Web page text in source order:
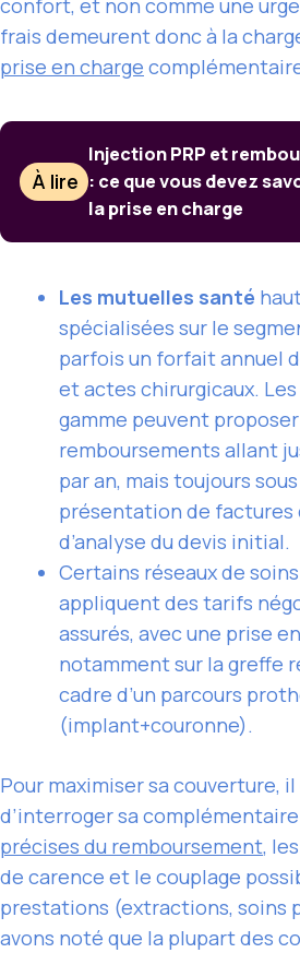
frais demeurent donc à la
prise en charge
À lire
Injection PRP et
: ce que vous devez
la prise en charge
Les mutuelles santé
spécialisées sur le
parfois un forfait annuel
et actes chirurgicaux.
gamme peuvent
remboursements allant
par an, mais toujours
présentation de
d’analyse du devis initial.
Certains réseaux de
appliquent des tarifs
assurés, avec une prise
notamment sur la greffe
cadre d’un parcours
(implant+couronne).
Pour maximiser sa couverture,
d’interroger sa
précises du remboursement,
de carence et le couplage
prestations (extractions, soins
avons noté que la plupart des